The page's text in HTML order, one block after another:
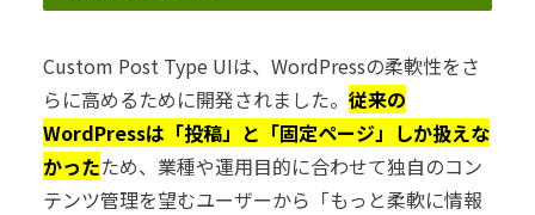
Custom Post Type UIは、WordPressの柔軟性をさ
らに高めるために開発されました。 従来の
WordPressは「投稿」と「固定ページ」しか扱えな
かったため、業種や運用目的に合わせて独自のコン
テンツ管理を望むユーザーから「もっと柔軟に情報